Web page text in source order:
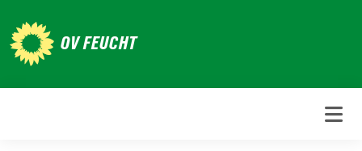
zum
Inhalt
OV FEUCHT